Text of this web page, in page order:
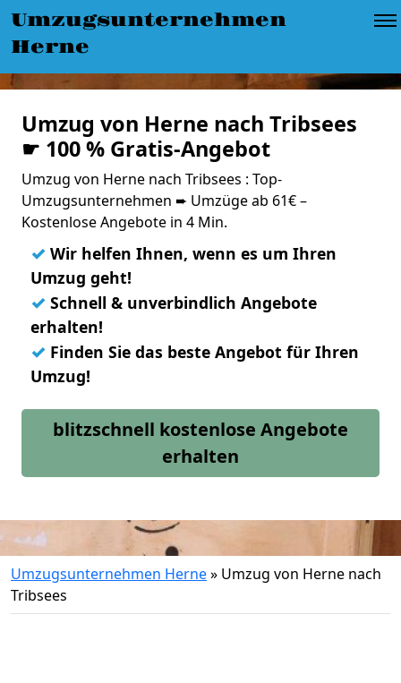
Umzugsunternehmen
Herne
Umzug von Herne nach Tribsees
☛ 100 % Gratis-Angebot
Umzug von Herne nach Tribsees : Top-
Umzugsunternehmen ➨ Umzüge ab 61€ –
Kostenlose Angebote in 4 Min.
✓ Wir helfen Ihnen, wenn es um Ihren
Umzug geht!
✓ Schnell & unverbindlich Angebote
erhalten!
✓ Finden Sie das beste Angebot für Ihren
Umzug!
blitzschnell kostenlose Angebote
erhalten
Umzugsunternehmen Herne» Umzug von Herne nach
Tribsees